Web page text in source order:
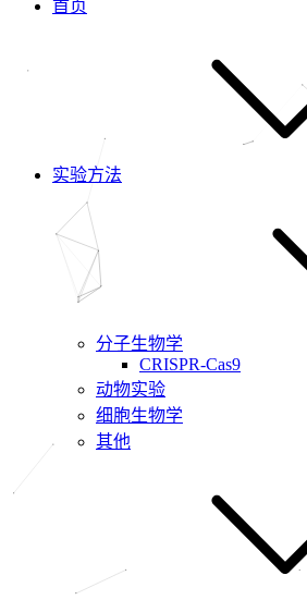
首页
实验方法
分子生物学
CRISPR-Cas9
动物实验
细胞生物学
其他